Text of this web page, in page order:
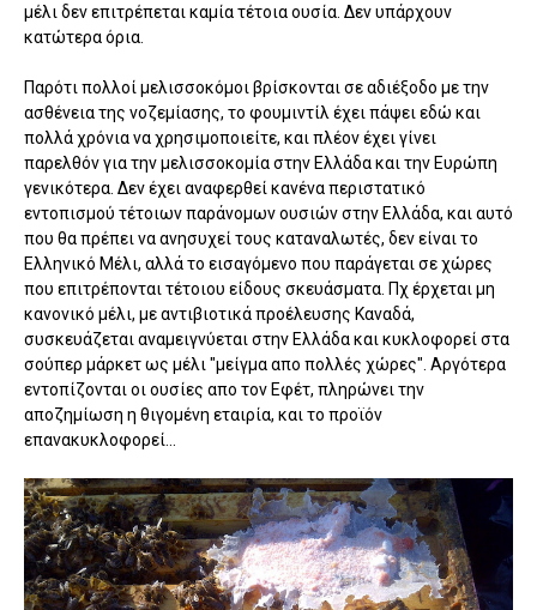
μέλι δεν επιτρέπεται καμία τέτοια ουσία. Δεν υπάρχουν
κατώτερα όρια.
Παρότι πολλοί μελισσοκόμοι βρίσκονται σε αδιέξοδο με την
ασθένεια της νοζεμίασης, το φουμιντίλ έχει πάψει εδώ και
πολλά χρόνια να χρησιμοποιείτε, και πλέον έχει γίνει
παρελθόν για την μελισσοκομία στην Ελλάδα και την Ευρώπη
γενικότερα. Δεν έχει αναφερθεί κανένα περιστατικό
εντοπισμού τέτοιων παράνομων ουσιών στην Ελλάδα, και αυτό
που θα πρέπει να ανησυχεί τους καταναλωτές, δεν είναι το
Ελληνικό Μέλι, αλλά το εισαγόμενο που παράγεται σε χώρες
που επιτρέπονται τέτοιου είδους σκευάσματα. Πχ έρχεται μη
κανονικό μέλι, με αντιβιοτικά προέλευσης Καναδά,
συσκευάζεται αναμειγνύεται στην Ελλάδα και κυκλοφορεί στα
σούπερ μάρκετ ως μέλι "μείγμα απο πολλές χώρες". Αργότερα
εντοπίζονται οι ουσίες απο τον Εφέτ, πληρώνει την
αποζημίωση η θιγομένη εταιρία, και το προϊόν
επανακυκλοφορεί...